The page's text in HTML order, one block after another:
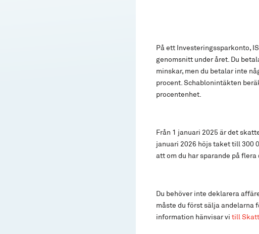
På ett Investeringssparkonto,
genomsnitt under året. Du
minskar, men du betalar inte
procent. Schablonintäkten
procentenhet.
Från 1 januari 2025 är det
januari 2026 höjs taket till 300
att om du har sparande på
Du behöver inte deklarera
måste du först sälja andelarna
information hänvisar vi till